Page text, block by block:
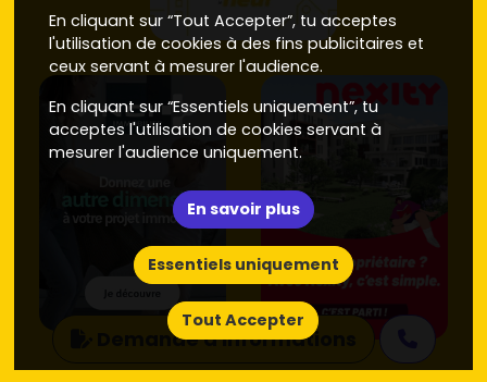
Demande d'informations
En cliquant sur “Tout Accepter”, tu acceptes
l'utilisation de cookies à des fins publicitaires et
ceux servant à mesurer l'audience.
En cliquant sur “Essentiels uniquement”, tu
acceptes l'utilisation de cookies servant à
mesurer l'audience uniquement.
En savoir plus
Essentiels uniquement
Tout Accepter